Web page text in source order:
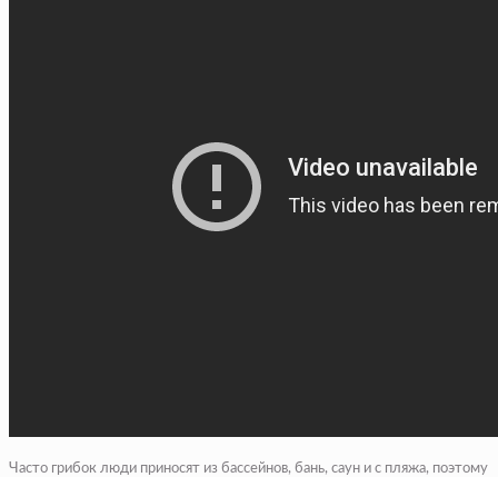
Часто грибок люди приносят из бассейнов, бань, саун и с пляжа, поэтому